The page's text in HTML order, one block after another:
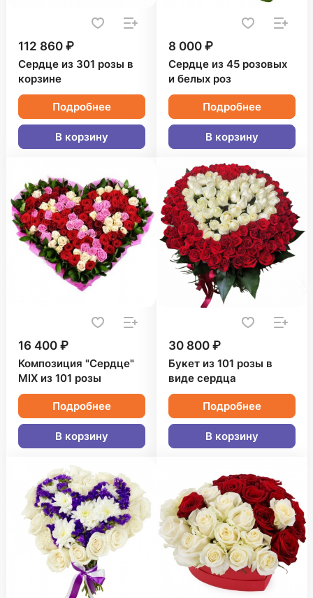
112 860 ₽
Сердце из 301 розы в
корзине
Подробнее
В корзину
8 000 ₽
Сердце из 45 розовых
и белых роз
Подробнее
В корзину
16 400 ₽
Композиция "Сердце"
MIX из 101 розы
Подробнее
В корзину
30 800 ₽
Букет из 101 розы в
виде сердца
Подробнее
В корзину